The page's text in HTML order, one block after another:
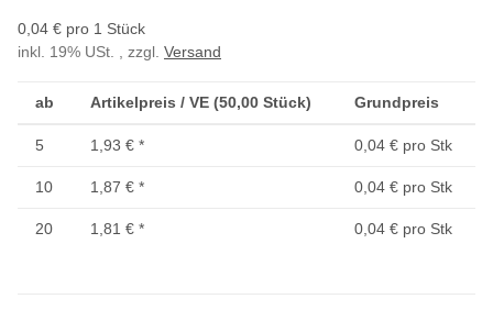
0,04 € pro 1 Stück
inkl. 19% USt. , zzgl. Versand
ab Artikelpreis / VE (50,00 Stück) Grundpreis
5 1,93 € * 0,04 € pro Stk
10 1,87 € * 0,04 € pro Stk
20 1,81 € * 0,04 € pro Stk